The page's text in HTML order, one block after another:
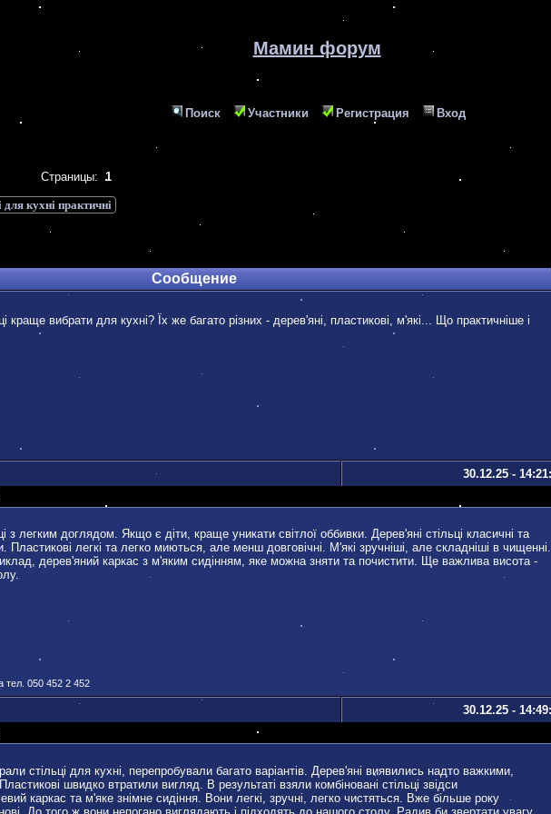
Мамин форум
Поиск Участники Регистрация Вход
Страницы:1
для кухні практичні
Сообщение
краще вибрати для кухні? Їх же багато різних - дерев'яні, пластикові, м'які... Що практичніше і
30.12.25 -
з легким доглядом. Якщо є діти, краще уникати світлої оббивки. Дерев'яні стільці класичні та
легкі та легко миються, але менш довговічні. М'які зручніші, але складніші в чищенні.
дерев'яний каркас з м'яким сидінням, яке можна зняти та почистити. Ще важлива висота -
тел. 050 452 2 452
30.12.25 -
стільці для кухні, перепробували багато варіантів. Дерев'яні виявились надто важкими,
швидко втратили вигляд. В результаті взяли комбіновані стільці звідси
каркас та м'яке знімне сидіння. Вони легкі, зручні, легко чистяться. Вже більше року